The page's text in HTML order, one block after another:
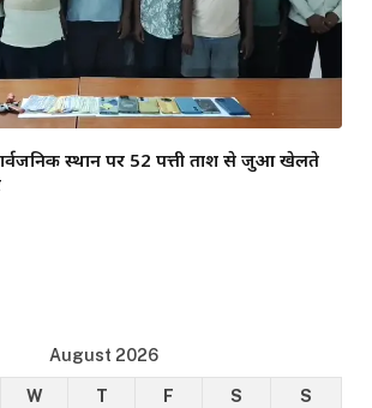
स्थान पर 52 पत्ती ताश से जुआ खेलते
August 2026
W T F S
S